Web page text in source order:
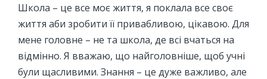
Школа – це все моє життя, я поклала все своє
життя аби зробити її привабливою, цікавою. Для
мене головне – не та школа, де всі вчаться на
відмінно. Я вважаю, що найголовніше, щоб учні
були щасливими. Знання – це дуже важливо, але